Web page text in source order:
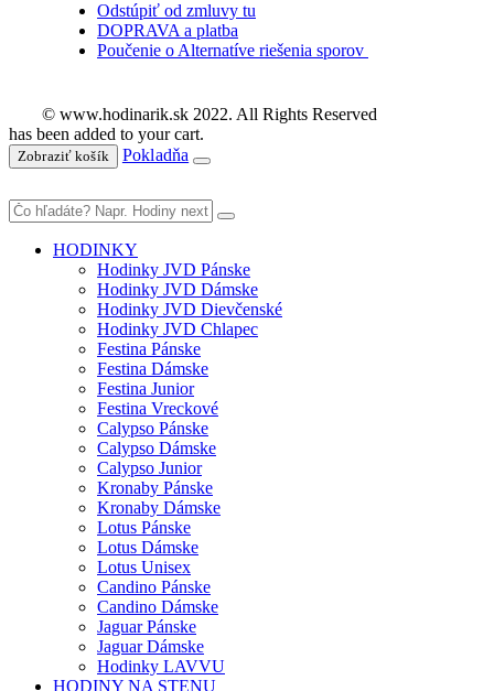
Odstúpiť od zmluvy tu
DOPRAVA a platba
Poučenie o Alternatíve riešenia sporov
© www.hodinarik.sk 2022. All Rights Reserved
has been added to your cart.
Zobraziť košík Pokladňa
HODINKY
Hodinky JVD Pánske
Hodinky JVD Dámske
Hodinky JVD Dievčenské
Hodinky JVD Chlapec
Festina Pánske
Festina Dámske
Festina Junior
Festina Vreckové
Calypso Pánske
Calypso Dámske
Calypso Junior
Kronaby Pánske
Kronaby Dámske
Lotus Pánske
Lotus Dámske
Lotus Unisex
Candino Pánske
Candino Dámske
Jaguar Pánske
Jaguar Dámske
Hodinky LAVVU
HODINY NA STENU